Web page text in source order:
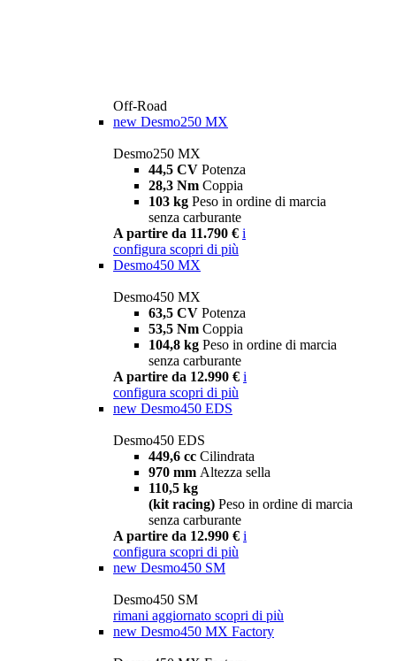
Off-Road
new Desmo250 MX
Desmo250 MX
44,5 CV Potenza
28,3 Nm Coppia
103 kg Peso in ordine di marcia
senza carburante
A partire da 11.790 € i
configura scopri di più
Desmo450 MX
Desmo450 MX
63,5 CV Potenza
53,5 Nm Coppia
104,8 kg Peso in ordine di marcia
senza carburante
A partire da 12.990 € i
configura scopri di più
new Desmo450 EDS
Desmo450 EDS
449,6 cc Cilindrata
970 mm Altezza sella
110,5 kg
(kit racing) Peso in ordine di marcia
senza carburante
A partire da 12.990 € i
configura scopri di più
new Desmo450 SM
Desmo450 SM
rimani aggiornato scopri di più
new Desmo450 MX Factory